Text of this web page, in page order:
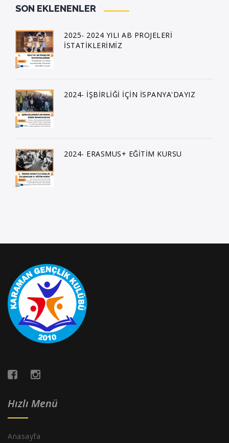
SON EKLENENLER
2025- 2024 YILI AB PROJELERİ
İSTATİKLERİMİZ
2024- İŞBİRLİĞİ İÇİN İSPANYA'DAYIZ
2024- ERASMUS+ EĞİTİM KURSU
Hızlı Menü
Anasayfa